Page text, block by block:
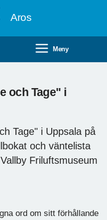
Aros
Meny
och Tage" i
Tage" i Uppsala på
och väntelista
Friluftsmuseum
ord om sitt förhållande